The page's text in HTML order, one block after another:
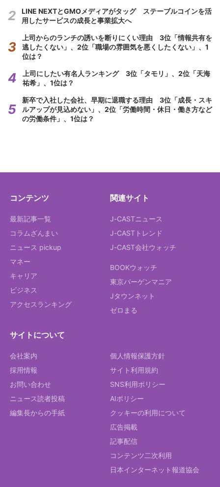
LINE NEXTとGMOメディアがタッグ ステーブルコインを活
用したサービスの成長と事業拡大へ
上司からのランチの誘いを断りにくい理由 3位「情報共有を
逃したくない」、2位「職場の雰囲気を悪くしたくない」、1
位は？
上司にしたい有名人ランキング 3位「タモリ」、2位「天海
祐希」、1位は？
新卒で入社した会社、早期に退職する理由 3位「成長・スキ
ルアップが見込めない」、2位「労働時間・休日・働き方など
の労働条件」、1位は？
コンテンツ
最新記事一覧
コラムざんまい
ニュース pickup
マネー
キャリア
ビジネス
アクセスランキング
関連サイト
J-CASTニュース
J-CASTトレンド
J-CAST会社ウォッチ
BOOKウォッチ
東京バーゲンマニア
Jタウンネット
ゼロまる
サイトについて
会社案内
採用情報
お問い合わせ
ニュース読者投稿
編集長からの手紙
個人情報保護方針
サイト利用規約
SNS利用ポリシー
AIポリシー
クッキーの利用について
広告掲載
記事配信
コンテンツ二次利用
日本インターネット報道協会